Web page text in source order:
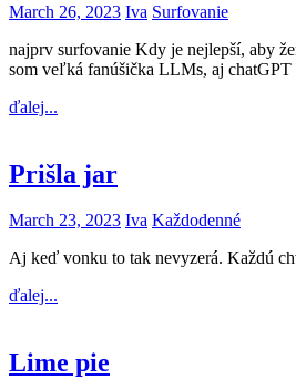
March 26, 2023 Iva Surfovanie
najprv surfovanie Kdy je nejlepší, aby
som veľká fanúšička LLMs, aj chatGPT
ďalej...
Prišla jar
March 23, 2023 Iva Každodenné
Aj keď vonku to tak nevyzerá. Každú
ďalej...
Lime pie